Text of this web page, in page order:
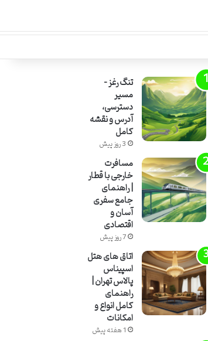
تنگ رغز –
مسیر
دسترسی،
آدرس و نقشه
کامل
3 روز پیش
مسافرت
خارجی با قطار
| راهنمای
جامع سفری
آسان و
اقتصادی
7 روز پیش
اتاق های هتل
اسپیناس
پالاس تهران |
راهنمای
کامل انواع و
امکانات
1 هفته پیش